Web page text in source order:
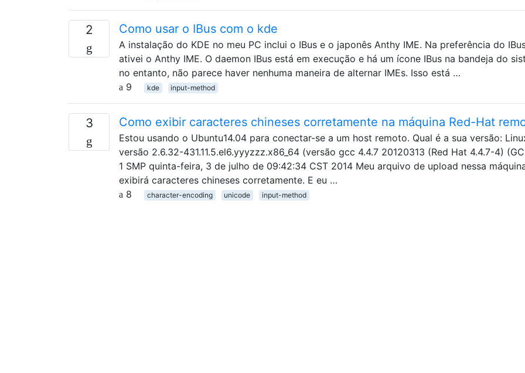
2 Como usar o IBus com o kde
A instalação do KDE no meu PC inclui o IBus e o japonês Anthy IME. Na preferência do
ativei o Anthy IME. O daemon IBus está em execução e há um ícone IBus na bandeja do
no entanto, não parece haver nenhuma maneira de alternar IMEs. Isso está …
9
kde input-method
3 Como exibir caracteres chineses corretamente na máquina Red-Hat
Estou usando o Ubuntu14.04 para conectar-se a um host remoto. Qual é a sua versão:
versão 2.6.32-431.11.5.el6.yyyzzz.x86_64 (versão gcc 4.4.7 20120313 (Red Hat 4.4.7-4)
1 SMP quinta-feira, 3 de julho de 09:42:34 CST 2014 Meu arquivo de upload nessa
exibirá caracteres chineses corretamente. E eu …
8
character-encoding unicode input-method